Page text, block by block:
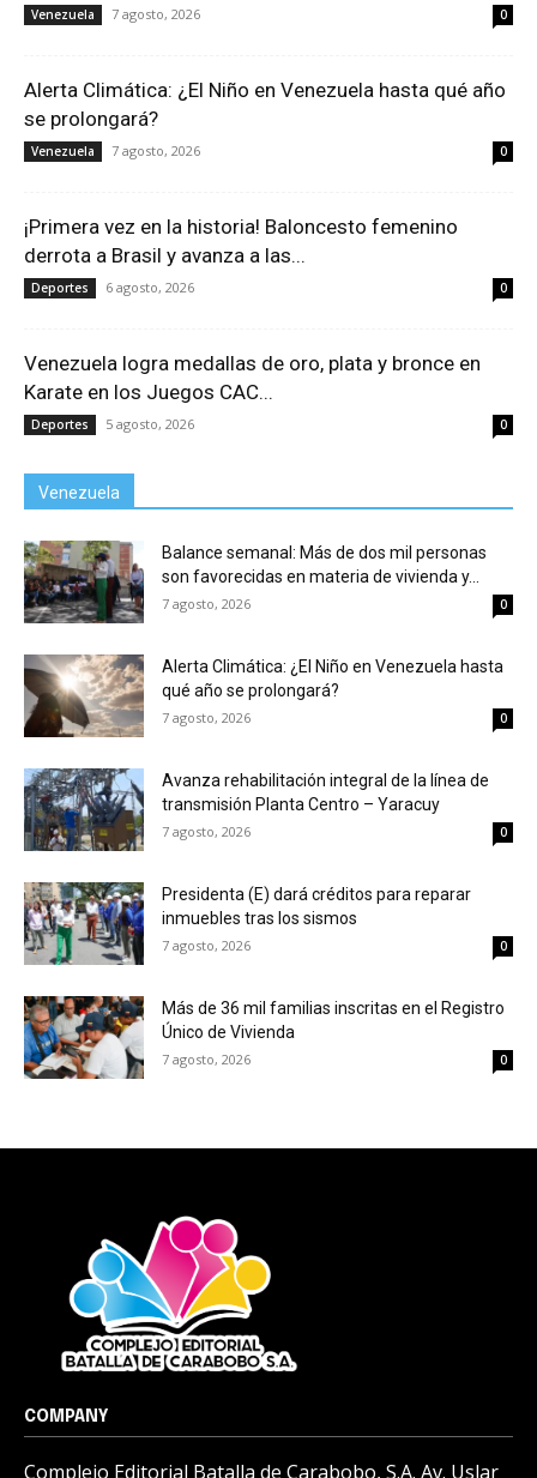
Venezuela 7 agosto, 2026 0
Alerta Climática: ¿El Niño en Venezuela hasta qué año
se prolongará?
Venezuela 7 agosto, 2026 0
¡Primera vez en la historia! Baloncesto femenino
derrota a Brasil y avanza a las...
Deportes 6 agosto, 2026 0
Venezuela logra medallas de oro, plata y bronce en
Karate en los Juegos CAC...
Deportes 5 agosto, 2026 0
Venezuela
Balance semanal: Más de dos mil personas
son favorecidas en materia de vivienda y...
7 agosto, 2026 0
Alerta Climática: ¿El Niño en Venezuela hasta
qué año se prolongará?
7 agosto, 2026 0
Avanza rehabilitación integral de la línea de
transmisión Planta Centro – Yaracuy
7 agosto, 2026 0
Presidenta (E) dará créditos para reparar
inmuebles tras los sismos
7 agosto, 2026 0
Más de 36 mil familias inscritas en el Registro
Único de Vivienda
7 agosto, 2026 0
COMPANY
Complejo Editorial Batalla de Carabobo, S.A. Av. Uslar